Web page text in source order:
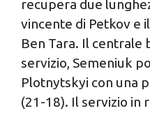
recupera due
vincente di Petkov e
Ben Tara. Il centrale
servizio, Semeniuk
Plotnytskyi con una
(21-18). Il servizio in